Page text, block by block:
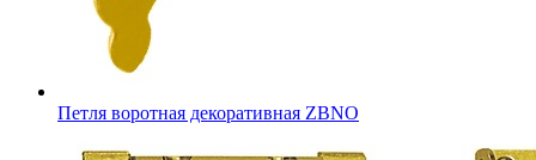
Петля воротная декоративная ZBNO